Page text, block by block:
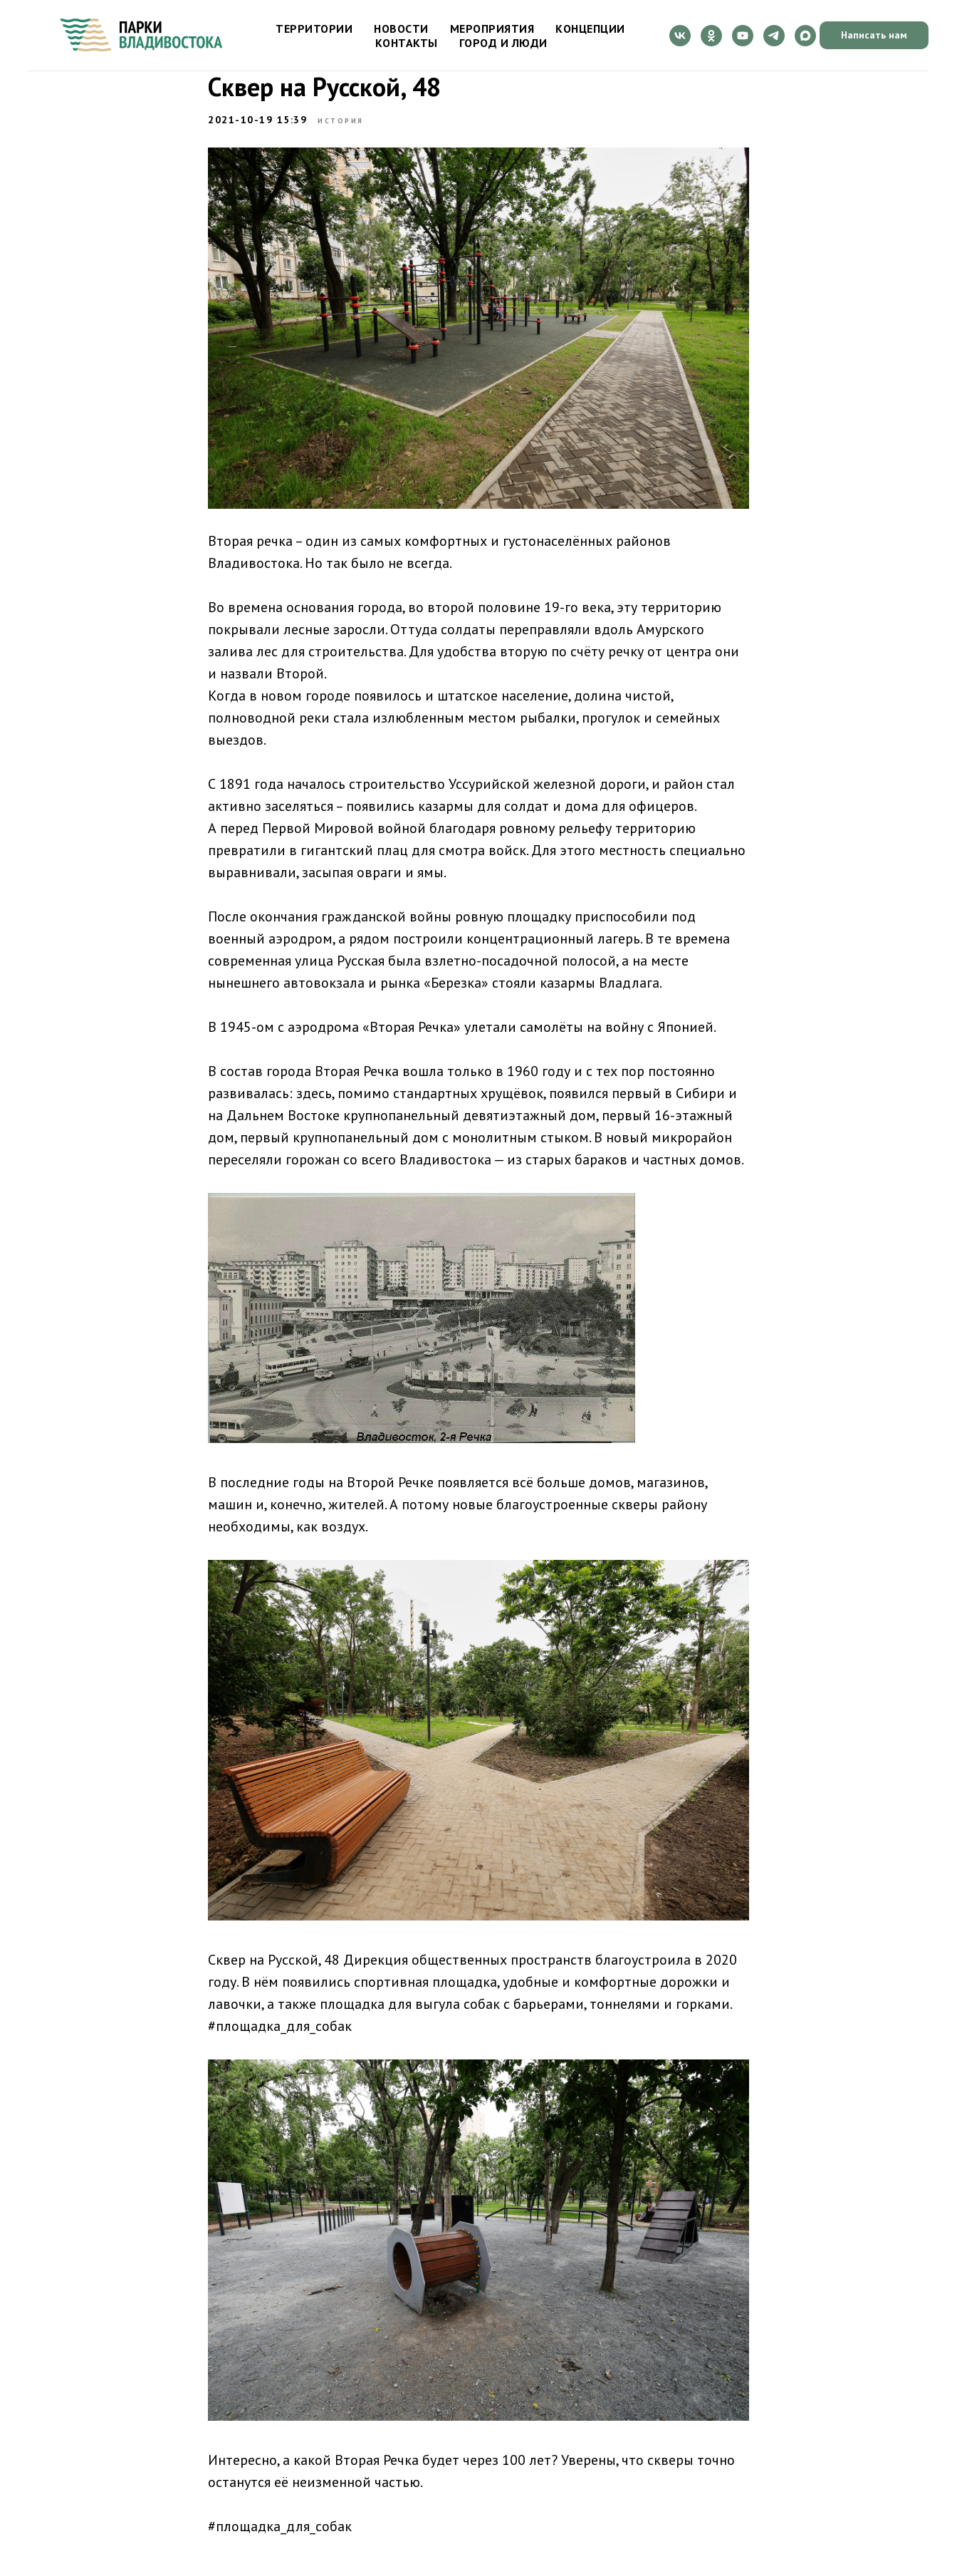
ТЕРРИТОРИИ НОВОСТИ МЕРОПРИЯТИЯ
КОНЦЕПЦИИ
КОНТАКТЫ
ГОРОД И ЛЮДИ
Написать нам
Сквер на Русской, 48
2021-10-19 15:39 ИСТОРИЯ
Вторая речка – один из самых комфортных и густонаселённых районов
Владивостока. Но так было не всегда.
Во времена основания города, во второй половине 19-го века, эту территорию
покрывали лесные заросли. Оттуда солдаты переправляли вдоль Амурского
залива лес для строительства. Для удобства вторую по счёту речку от центра они
и назвали Второй.
Когда в новом городе появилось и штатское население, долина чистой,
полноводной реки стала излюбленным местом рыбалки, прогулок и семейных
выездов.
С 1891 года началось строительство Уссурийской железной дороги, и район стал
активно заселяться – появились казармы для солдат и дома для офицеров.
А перед Первой Мировой войной благодаря ровному рельефу территорию
превратили в гигантский плац для смотра войск. Для этого местность специально
выравнивали, засыпая овраги и ямы.
После окончания гражданской войны ровную площадку приспособили под
военный аэродром, а рядом построили концентрационный лагерь. В те времена
современная улица Русская была взлетно-посадочной полосой, а на месте
нынешнего автовокзала и рынка «Березка» стояли казармы Владлага.
В 1945-ом с аэродрома «Вторая Речка» улетали самолёты на войну с Японией.
В состав города Вторая Речка вошла только в 1960 году и с тех пор постоянно
развивалась: здесь, помимо стандартных хрущёвок, появился первый в Сибири и
на Дальнем Востоке крупнопанельный девятиэтажный дом, первый 16-этажный
дом, первый крупнопанельный дом с монолитным стыком. В новый микрорайон
переселяли горожан со всего Владивостока — из старых бараков и частных домов.
В последние годы на Второй Речке появляется всё больше домов, магазинов,
машин и, конечно, жителей. А потому новые благоустроенные скверы району
необходимы, как воздух.
Сквер на Русской, 48 Дирекция общественных пространств благоустроила в 2020
году. В нём появились спортивная площадка, удобные и комфортные дорожки и
лавочки, а также площадка для выгула собак с барьерами, тоннелями и горками.
#площадка_для_собак
Интересно, а какой Вторая Речка будет через 100 лет? Уверены, что скверы точно
останутся её неизменной частью.
#площадка_для_собак